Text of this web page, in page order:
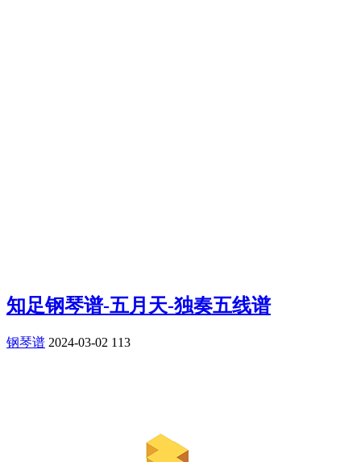
知足钢琴谱-五月天-独奏五线谱
钢琴谱 2024-03-02 113